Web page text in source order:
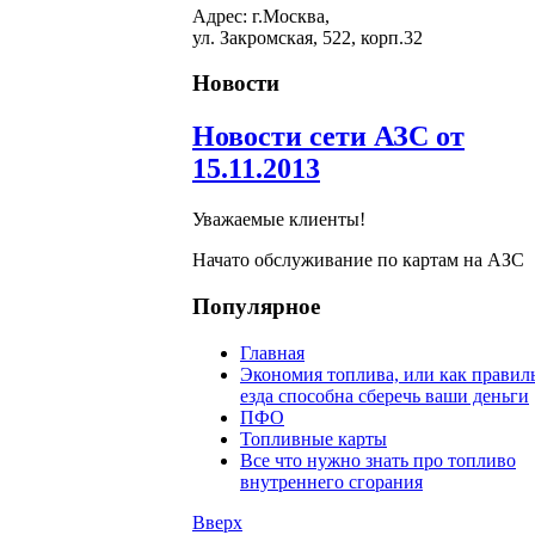
Адрес: г.Москва,
ул. Закромская, 522, корп.32
Новости
Новости сети АЗС от
15.11.2013
Уважаемые клиенты!
Начато обслуживание по картам на АЗС
Популярное
Главная
Экономия топлива, или как
езда способна сберечь ваши деньги
ПФО
Топливные карты
Все что нужно знать про топливо
внутреннего сгорания
Вверх